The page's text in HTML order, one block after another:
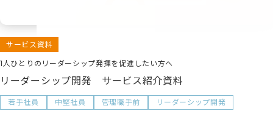
サービス資料
1人ひとりのリーダーシップ発揮を促進したい方へ
リーダーシップ開発 サービス紹介資料
若手社員 中堅社員 管理職手前 リーダーシップ開発